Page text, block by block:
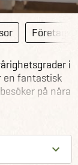
i
en fantastisk
på nära
emot dig.